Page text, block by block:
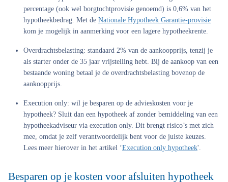
percentage (ook wel borgtochtprovisie genoemd) is 0,6% van het
hypotheekbedrag. Met de Nationale Hypotheek Garantie-provisie
kom je mogelijk in aanmerking voor een lagere hypotheekrente.
Overdrachtsbelasting: standaard 2% van de aankoopprijs, tenzij je
als starter onder de 35 jaar vrijstelling hebt. Bij de aankoop van een
bestaande woning betaal je de overdrachtsbelasting bovenop de
aankoopprijs.
Execution only: wil je besparen op de advieskosten voor je
hypotheek? Sluit dan een hypotheek af zonder bemiddeling van een
hypotheekadviseur via execution only. Dit brengt risico’s met zich
mee, omdat je zelf verantwoordelijk bent voor de juiste keuzes.
Lees meer hierover in het artikel ‘Execution only hypotheek'.
Besparen op je kosten voor afsluiten hypotheek